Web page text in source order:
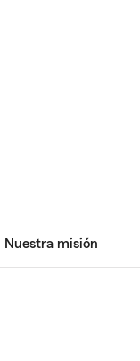
Nuestra misión